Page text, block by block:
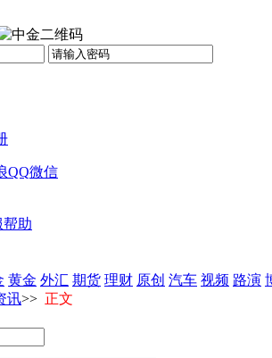
QQ微信
帮助
黄金 外汇 期货 理财 原创 汽车 视频 路演
讯>> 正文